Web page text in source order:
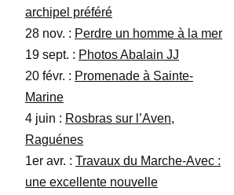
archipel préféré
28 nov. : Perdre un homme à la mer
19 sept. : Photos Abalain JJ
20 févr. : Promenade à Sainte-
Marine
4 juin : Rosbras sur l’Aven,
Raguénes
1er avr. : Travaux du Marche-Avec :
une excellente nouvelle